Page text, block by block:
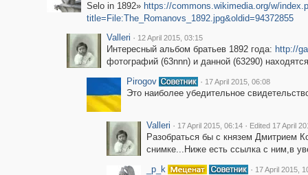
Selo in 1892» https://commons.wikimedia.org/w/
title=File:The_Romanovs_1892.jpg&oldid=94372855
Valleri · 12 April 2015, 03:15
Интересный альбом братьев 1892 года: http://
фотографий (63nnn) и данной (63290)
Pirogov
· 17 April 2015, 06:08
Это наиболее убедительное
Valleri · 17 April 2015, 06:14 · Edited 17 April
Разобраться бы с князем Дмитрием
снимке...Ниже есть ссылка с ним,в
_p_k
· 17 April 2015,